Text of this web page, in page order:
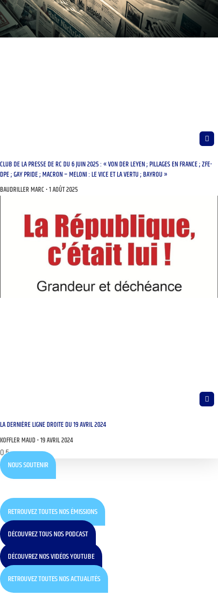
CLUB DE LA PRESSE DE RC DU 6 JUIN 2025 : « VON DER LEYEN ; PILLAGES EN FRANCE ; ZFE-
DPE ; GAY PRIDE ; MACRON – MELONI : LE VICE ET LA VERTU ; BAYROU »
BAUDRILLER MARC 1 AOÛT 2025
LA DERNIÈRE LIGNE DROITE DU 19 AVRIL 2024
KOFFLER MAUD 19 AVRIL 2024
NOUS SOUTENIR
RETROUVEZ TOUTES NOS ÉMISSIONS
DÉCOUVREZ TOUS NOS PODCAST
DÉCOUVREZ NOS VIDÉOS YOUTUBE
RETROUVEZ TOUTES NOS ACTUALITÉS